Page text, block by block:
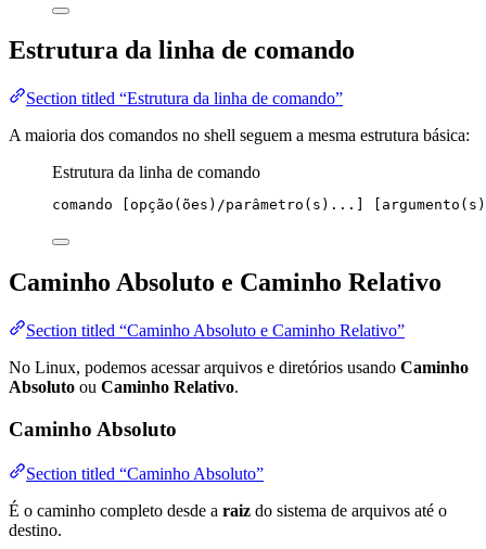
Estrutura da linha de comando
Section titled “Estrutura da linha de comando”
A maioria dos comandos no shell seguem a mesma estrutura básica:
Estrutura da linha de comando
comando [opção(ões)/parâmetro( s )...] [argumento( s
Caminho Absoluto e Caminho Relativo
Section titled “Caminho Absoluto e Caminho Relativo”
No Linux, podemos acessar arquivos e diretórios usando Caminho
Absoluto ou Caminho Relativo.
Caminho Absoluto
Section titled “Caminho Absoluto”
É o caminho completo desde a raiz do sistema de arquivos até o
destino.